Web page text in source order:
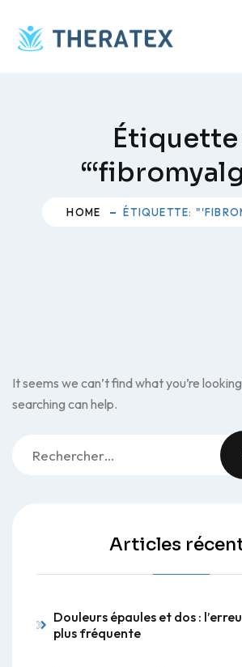
content
Étiquette
HOME ÉTIQUETTE:
It seems we can’t find what you’re
searching can help.
Articles
Douleurs épaules et dos :
plus fréquente